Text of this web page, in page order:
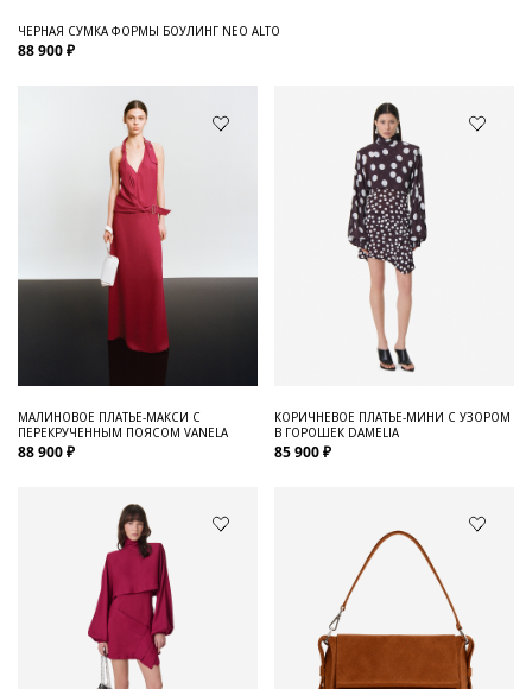
ЧЕРНАЯ СУМКА ФОРМЫ БОУЛИНГ NEO ALTO
88 900 ₽
МАЛИНОВОЕ ПЛАТЬЕ-МАКСИ С
ПЕРЕКРУЧЕННЫМ ПОЯСОМ VANELA
88 900 ₽
КОРИЧНЕВОЕ ПЛАТЬЕ-МИНИ С УЗОРОМ
В ГОРОШЕК DAMELIA
85 900 ₽